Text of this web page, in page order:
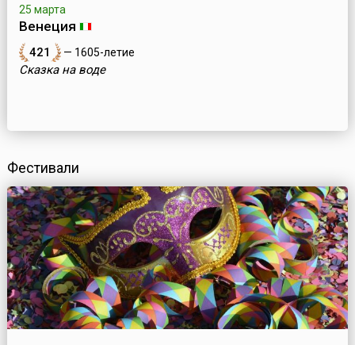
25 марта
Венеция
421 — 1605-летие
Сказка на воде
Фестивали